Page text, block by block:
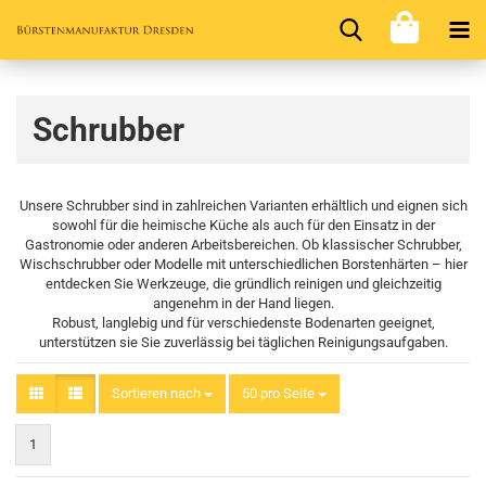
Schrubber
Unsere Schrubber sind in zahlreichen Varianten erhältlich und eignen sich
sowohl für die heimische Küche als auch für den Einsatz in der
Gastronomie oder anderen Arbeitsbereichen. Ob klassischer Schrubber,
Wischschrubber oder Modelle mit unterschiedlichen Borstenhärten – hier
entdecken Sie Werkzeuge, die gründlich reinigen und gleichzeitig
angenehm in der Hand liegen.
Robust, langlebig und für verschiedenste Bodenarten geeignet,
unterstützen sie Sie zuverlässig bei täglichen Reinigungsaufgaben.
Sortieren nach
Sortieren nach 50 pro Seite
pro Seite
1